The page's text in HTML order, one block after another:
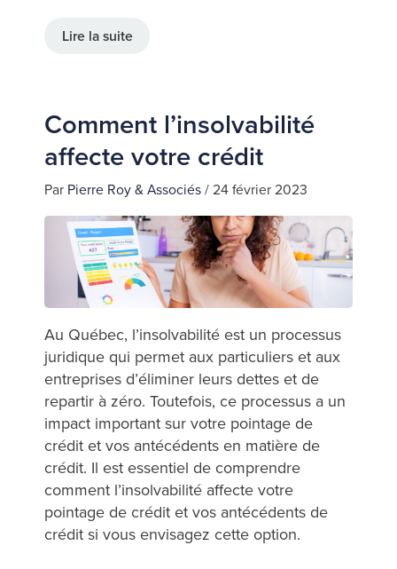
Lire la suite
Comment l’insolvabilité
affecte votre crédit
Par Pierre Roy & Associés / 24 février 2023
Au Québec, l’insolvabilité est un processus
juridique qui permet aux particuliers et aux
entreprises d’éliminer leurs dettes et de
repartir à zéro. Toutefois, ce processus a un
impact important sur votre pointage de
crédit et vos antécédents en matière de
crédit. Il est essentiel de comprendre
comment l’insolvabilité affecte votre
pointage de crédit et vos antécédents de
crédit si vous envisagez cette option.